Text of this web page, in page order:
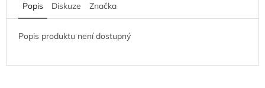
Popis Diskuze Značka
Popis produktu není dostupný